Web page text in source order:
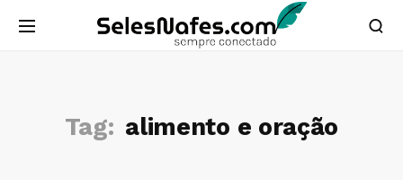
Tag: alimento e oração